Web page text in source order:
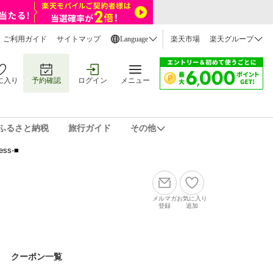
ご利用ガイド サイトマップ Language 楽天市場 楽天グループ
入り 予約確認 ログイン メニュー
るさと納税 旅行ガイド その他
■
メルマガ
登録
お気に入り
追加
クーポン一覧